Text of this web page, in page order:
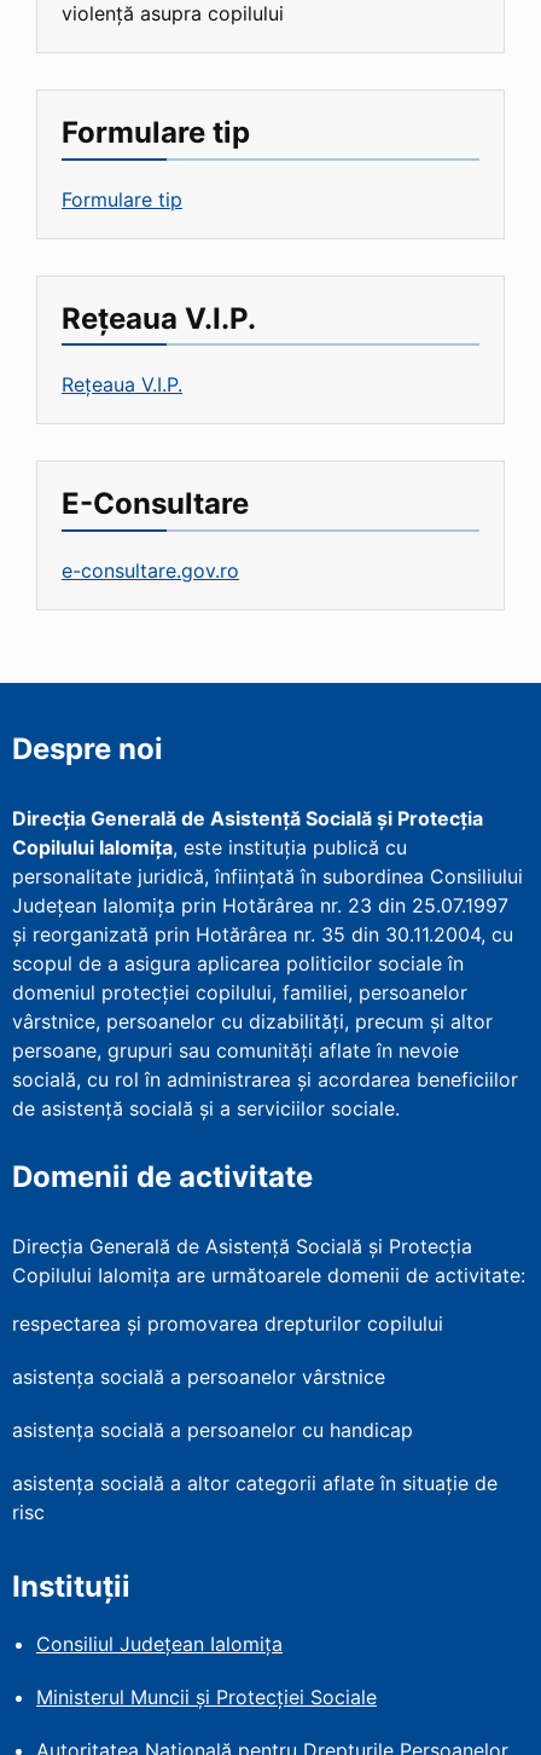
violență asupra copilului
Formulare tip
Formulare tip
Rețeaua V.I.P.
Rețeaua V.I.P.
E-Consultare
e-consultare.gov.ro
Despre noi
Direcţia Generală de Asistenţă Socială şi Protecţia
Copilului Ialomița, este instituţia publică cu
personalitate juridică, înfiinţată în subordinea Consiliului
Județean Ialomița prin Hotărârea nr. 23 din 25.07.1997
şi reorganizată prin Hotărârea nr. 35 din 30.11.2004, cu
scopul de a asigura aplicarea politicilor sociale în
domeniul protecţiei copilului, familiei, persoanelor
vârstnice, persoanelor cu dizabilităţi, precum şi altor
persoane, grupuri sau comunităţi aflate în nevoie
socială, cu rol în administrarea şi acordarea beneficiilor
de asistenţă socială şi a serviciilor sociale.
Domenii de activitate
Direcția Generală de Asistență Socială și Protecția
Copilului Ialomița are următoarele domenii de activitate:
respectarea și promovarea drepturilor copilului
asistența socială a persoanelor vârstnice
asistența socială a persoanelor cu handicap
asistența socială a altor categorii aflate în situație de
risc
Instituții
Consiliul Județean Ialomița
Ministerul Muncii și Protecției Sociale
Autoritatea Națională pentru Drepturile Persoanelor